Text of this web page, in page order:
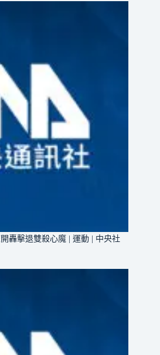
轟擊退雙殺心魔 | 運動 | 中央社